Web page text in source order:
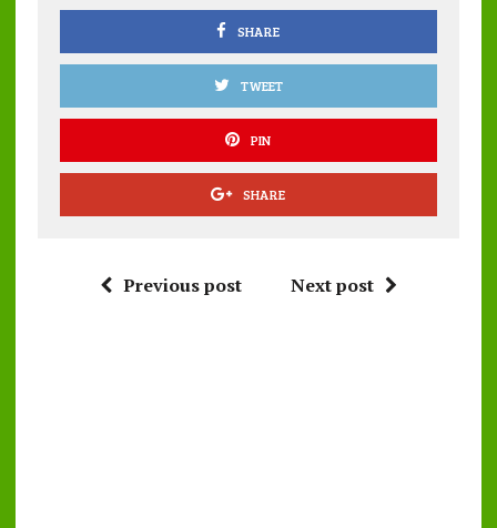
k p SHARE
TWEET
PIN
SHARE
Previous post Next post